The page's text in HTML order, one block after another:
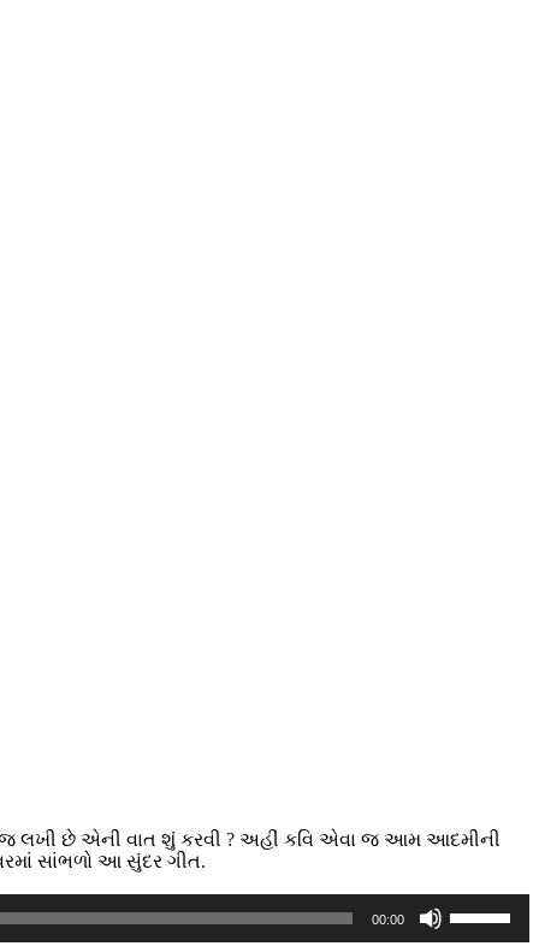
જ લખી છે એની વાત શું કરવી ? અહીં કવિ એવા જ આમ આદમીની
સાંભળો આ સુંદર ગીત.
00:00
Up/Down
Arrow